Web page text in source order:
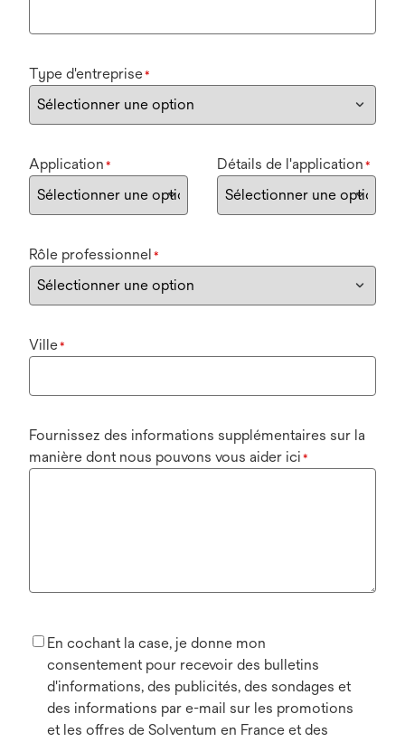
Type d'entreprise*
Application * Détails de l'application *
Rôle professionnel *
Ville*
Fournissez des informations supplémentaires sur la
manière dont nous pouvons vous aider ici *
En cochant la case, je donne mon
consentement pour recevoir des bulletins
d'informations, des publicités, des sondages et
des informations par e-mail sur les promotions
et les offres de Solventum en France et des